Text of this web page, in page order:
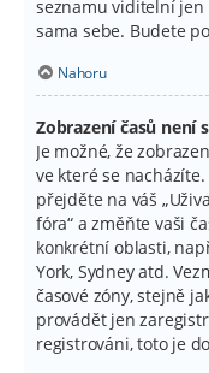
seznamu viditelní
sama sebe. Budete
Nahoru
Zobrazení časů není
Je možné, že
ve které se
přejděte na váš
fóra“ a změňte vaši
konkrétní oblasti,
York, Sydney atd.
časové zóny, stejně
provádět jen
registrováni, toto je